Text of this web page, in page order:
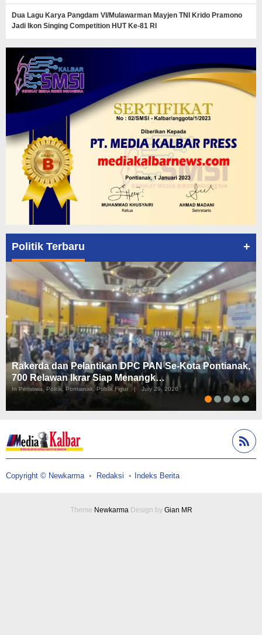
Dua Lagu Karya Pangdam VI/Mulawarman Mayjen TNI Krido Pramono
Jadi Ikon Singing Competition HUT Ke-81 RI
Politik Terbaru +
Rakerda dan Pelantikan DPC PAN Se-Kota Pontianak,
700 Relawan Ikrar Siap Menangk…
In Peristiwa, Politik, Pontianak, Publik Figur July 29, 2026
Copyright © Newkarma Redaksi Indeks Berita
Theme NewkarmaDesign by Gian MR